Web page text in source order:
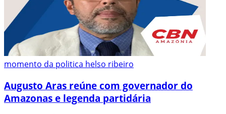
momento da politica helso ribeiro
Augusto Aras reúne com governador do
Amazonas e legenda partidária